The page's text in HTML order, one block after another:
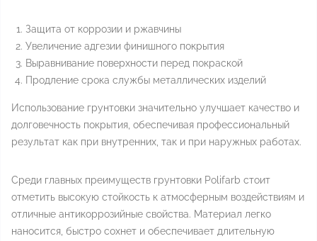
Защита от коррозии и ржавчины
Увеличение адгезии финишного покрытия
Выравнивание поверхности перед покраской
Продление срока службы металлических изделий
Использование грунтовки значительно улучшает качество и
долговечность покрытия, обеспечивая профессиональный
результат как при внутренних, так и при наружных работах.
Среди главных преимуществ грунтовки Polifarb стоит
отметить высокую стойкость к атмосферным воздействиям и
отличные антикоррозийные свойства. Материал легко
наносится, быстро сохнет и обеспечивает длительную